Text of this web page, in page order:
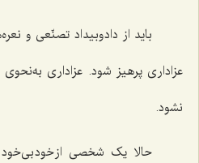
باید از دادوبیداد تصنّعی و
عزاداری پرهیز شود. عزاداری
نشود.
حالا یک شخصی از خود